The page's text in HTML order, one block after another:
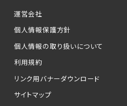
運営会社
個人情報保護方針
個人情報の取り扱いについて
利用規約
リンク用バナーダウンロード
サイトマップ